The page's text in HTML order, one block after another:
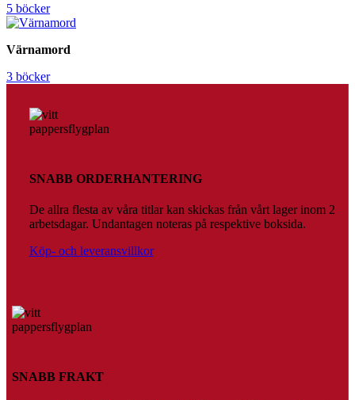
5 böcker
Värnamord
3 böcker
SNABB ORDERHANTERING
De allra flesta av våra titlar kan skickas från vårt lager inom 2
arbetsdagar. Undantagen noteras på respektive boksida.
Köp- och leveransvillkor
SNABB FRAKT